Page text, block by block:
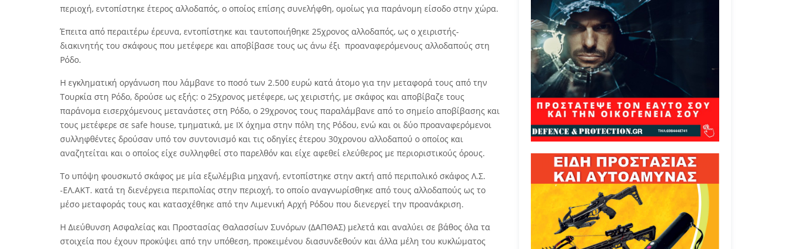
περιοχή, εντοπίστηκε έτερος αλλοδαπός, ο οποίος επίσης συνελήφθη, ομοίως για παράνομη είσοδο στην χώρα.
Έπειτα από περαιτέρω έρευνα, εντοπίστηκε και ταυτοποιήθηκε 25χρονος αλλοδαπός, ως ο χειριστής-
διακινητής του σκάφους που μετέφερε και αποβίβασε τους ως άνω έξι προαναφερόμενους αλλοδαπούς στη
Ρόδο.
Η εγκληματική οργάνωση που λάμβανε το ποσό των 2.500 ευρώ κατά άτομο για την μεταφορά τους από την
Τουρκία στη Ρόδο, δρούσε ως εξής: ο 25χρονος μετέφερε, ως χειριστής, με σκάφος και αποβίβαζε τους
παράνομα εισερχόμενους μετανάστες στη Ρόδο, ο 29χρονος τους παραλάμβανε από το σημείο αποβίβασης και
τους μετέφερε σε safe house, τμηματικά, με ΙΧ όχημα στην πόλη της Ρόδου, ενώ και οι δύο προαναφερόμενοι
συλληφθέντες δρούσαν υπό τον συντονισμό και τις οδηγίες έτερου 30χρονου αλλοδαπού ο οποίος και
αναζητείται και ο οποίος είχε συλληφθεί στο παρελθόν και είχε αφεθεί ελεύθερος με περιοριστικούς όρους.
Το υπόψη φουσκωτό σκάφος με μία εξωλέμβια μηχανή, εντοπίστηκε στην ακτή από περιπολικό σκάφος Λ.Σ.
-ΕΛ.ΑΚΤ. κατά τη διενέργεια περιπολίας στην περιοχή, το οποίο αναγνωρίσθηκε από τους αλλοδαπούς ως το
μέσο μεταφοράς τους και κατασχέθηκε από την Λιμενική Αρχή Ρόδου που διενεργεί την προανάκριση.
Η Διεύθυνση Ασφαλείας και Προστασίας Θαλασσίων Συνόρων (ΔΑΠΘΑΣ) μελετά και αναλύει σε βάθος όλα τα
στοιχεία που έχουν προκύψει από την υπόθεση, προκειμένου διασυνδεθούν και άλλα μέλη του κυκλώματος